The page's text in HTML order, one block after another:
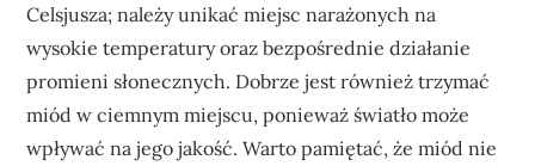
Celsjusza; należy unikać miejsc narażonych na
wysokie temperatury oraz bezpośrednie działanie
promieni słonecznych. Dobrze jest również trzymać
miód w ciemnym miejscu, ponieważ światło może
wpływać na jego jakość. Warto pamiętać, że miód nie